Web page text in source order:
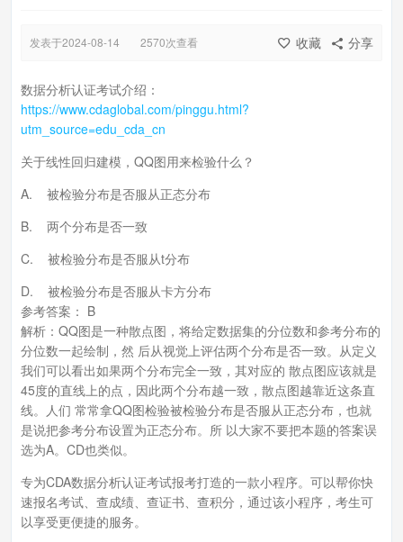
分享
收藏
发表于2024-08-14 2570次查看
数据分析认证考试介绍：
https://www.cdaglobal.com/pinggu.html?
utm_source=edu_cda_cn
关于线性回归建模，QQ图用来检验什么？
A. 被检验分布是否服从正态分布
B. 两个分布是否一致
C. 被检验分布是否服从t分布
D. 被检验分布是否服从卡方分布
参考答案： B
解析：QQ图是一种散点图，将给定数据集的分位数和参考分布的
分位数一起绘制，然 后从视觉上评估两个分布是否一致。从定义
我们可以看出如果两个分布完全一致，其对应的 散点图应该就是
45度的直线上的点，因此两个分布越一致，散点图越靠近这条直
线。人们 常常拿QQ图检验被检验分布是否服从正态分布，也就
是说把参考分布设置为正态分布。所 以大家不要把本题的答案误
选为A。CD也类似。
专为CDA数据分析认证考试报考打造的一款小程序。可以帮你快
速报名考试、查成绩、查证书、查积分，通过该小程序，考生可
以享受更便捷的服务。